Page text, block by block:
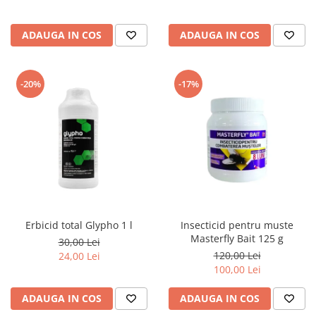
ADAUGA IN COS ADAUGA IN COS
-20%
Erbicid total Glypho 1 l
30,00 Lei
24,00 Lei
ADAUGA IN COS
-17%
Insecticid pentru muste
Masterfly Bait 125 g
120,00 Lei
100,00 Lei
ADAUGA IN COS